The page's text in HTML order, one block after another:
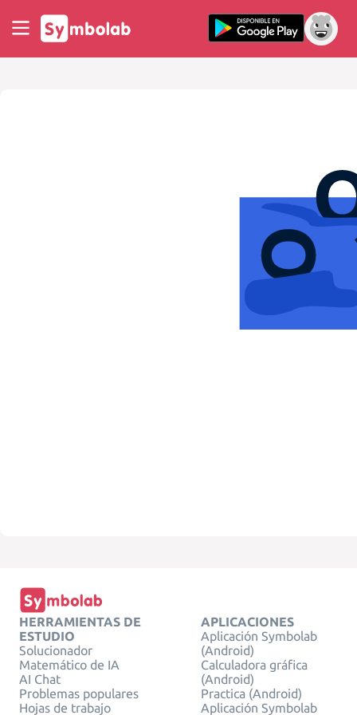
HERRAMIENTAS DE
ESTUDIO
Solucionador
Matemático de IA
AI Chat
Problemas populares
Hojas de trabajo
APLICACIONES
Aplicación Symbolab
(Android)
Calculadora gráfica
(Android)
Practica (Android)
Aplicación Symbolab